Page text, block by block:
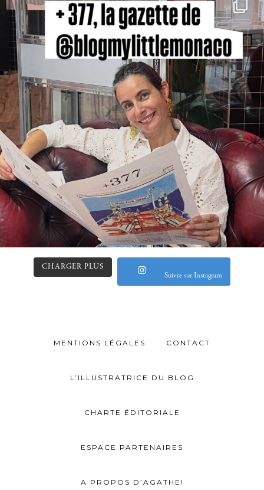
CHARGER PLUS
Suivre sur Instagram
MENTIONS LÉGALES CONTACT
L’ILLUSTRATRICE DU BLOG
CHARTE ÉDITORIALE
ESPACE PARTENAIRES
A PROPOS D’AGATHE!